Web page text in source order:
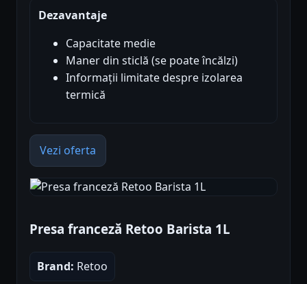
Dezavantaje
Capacitate medie
Maner din sticlă (se poate încălzi)
Informații limitate despre izolarea
termică
Vezi oferta
Presa franceză Retoo Barista 1L
Brand: Retoo